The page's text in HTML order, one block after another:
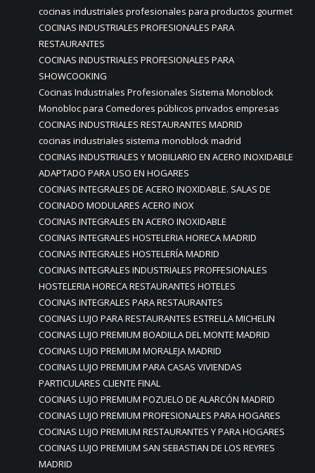
cocinas industriales profesionales para productos gourmet
COCINAS INDUSTRIALES PROFESIONALES PARA
RESTAURANTES
COCINAS INDUSTRIALES PROFESIONALES PARA
SHOWCOOKING
Cocinas Industriales Profesionales Sistema Monoblock
Monobloc para Comedores públicos privados empresas
COCINAS INDUSTRIALES RESTAURANTES MADRID
cocinas industriales sistema monoblock madrid
COCINAS INDUSTRIALES Y MOBILIARIO EN ACERO INOXIDABLE
ADAPTADO PARA USO EN HOGARES
COCINAS INTEGRALES DE ACERO INOXIDABLE. SALAS DE
COCINADO MODULARES ACERO INOX
COCINAS INTEGRALES EN ACERO INOXIDABLE
COCINAS INTEGRALES HOSTELERIA HORECA MADRID
COCINAS INTEGRALES HOSTELERÍA MADRID
COCINAS INTEGRALES INDUSTRIALES PROFFESIONALES
HOSTELERIA HORECA RESTAURANTES HOTELES
COCINAS INTEGRALES PARA RESTAURANTES
COCINAS LUJO PARA RESTAURANTES ESTRELLA MICHELIN
COCINAS LUJO PREMIUM BOADILLA DEL MONTE MADRID
COCINAS LUJO PREMIUM MORALEJA MADRID
COCINAS LUJO PREMIUM PARA CASAS VIVIENDAS
PARTICULARES CLIENTE FINAL
COCINAS LUJO PREMIUM POZUELO DE ALARCÓN MADRID
COCINAS LUJO PREMIUM PROFESIONALES PARA HOGARES
COCINAS LUJO PREMIUM RESTAURANTES Y PARA HOGARES
COCINAS LUJO PREMIUM SAN SEBASTIAN DE LOS REYRES
MADRID